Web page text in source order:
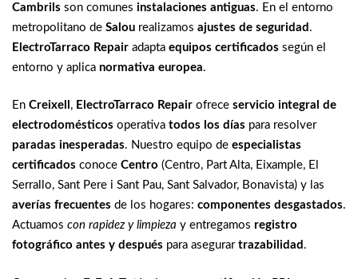
Cambrils son comunes instalaciones antiguas. En el entorno
metropolitano de Salou realizamos ajustes de seguridad .
ElectroTarraco Repair adapta equipos certificados según el
entorno y aplica normativa europea.
En Creixell , ElectroTarraco Repair ofrece servicio integral de
electrodomésticos operativa todos los días para resolver
paradas inesperadas. Nuestro equipo de especialistas
certificados conoce Centro (Centro, Part Alta, Eixample, El
Serrallo, Sant Pere i Sant Pau, Sant Salvador, Bonavista) y las
averías frecuentes de los hogares: componentes desgastados.
Actuamos con rapidez y limpieza y entregamos registro
fotográfico antes y después para asegurar trazabilidad .